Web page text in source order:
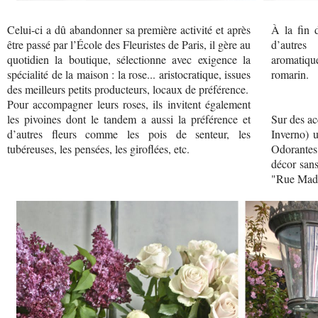
Celui-ci a dû abandonner sa première activité et après
être passé par l’École des Fleuristes de Paris, il gère au
quotidien la boutique, sélectionne avec exigence la
spécialité de la maison : la rose... aristocratique, issues
des meilleurs petits producteurs, locaux de préférence.
Pour accompagner leurs roses, ils invitent également
les pivoines dont le tandem a aussi la préférence et
d’autres fleurs comme les pois de senteur, les
tubéreuses, les pensées, les giroflées, etc.
À la fin
romarin.
Sur des
Inverno)
décor
"Rue